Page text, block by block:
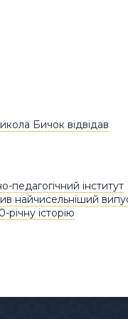
Бичок відвідав
педагогічний інститут
найчисельніший
історію